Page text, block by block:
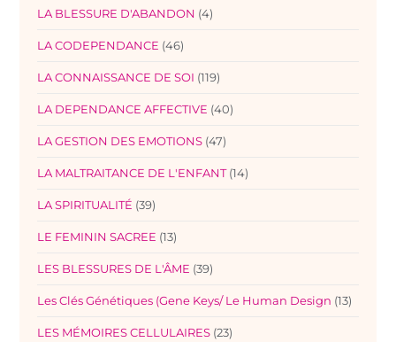
LA BLESSURE D'ABANDON (4)
LA CODEPENDANCE (46)
LA CONNAISSANCE DE SOI (119)
LA DEPENDANCE AFFECTIVE (40)
LA GESTION DES EMOTIONS (47)
LA MALTRAITANCE DE L'ENFANT (14)
LA SPIRITUALITÉ (39)
LE FEMININ SACREE (13)
LES BLESSURES DE L'ÂME (39)
Les Clés Génétiques (Gene Keys/ Le Human Design (13)
LES MÉMOIRES CELLULAIRES (23)